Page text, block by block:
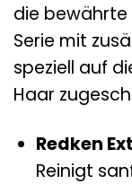
die bewährte
Serie mit
speziell auf
Haar
Redken
Reinigt